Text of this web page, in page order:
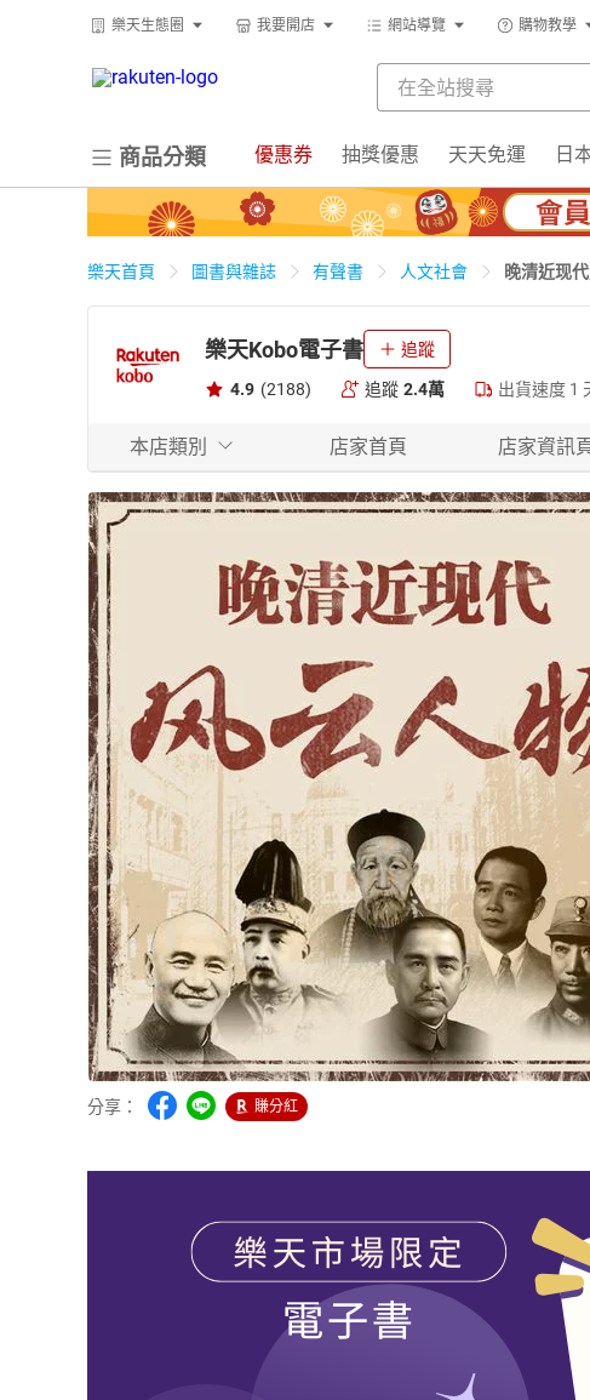
樂天生態圈 我要開店 網站導覽 購物教學
商品分類 優惠券 抽獎優惠 天天免運 日
樂天首頁 圖書與雜誌 有聲書 人文社會 晚清近现
樂天Kobo電子書 追蹤
4.9 (2188) 追蹤 2.4萬 出貨速度 1
本店類別 店家首頁 店家資訊
分享： 賺分紅